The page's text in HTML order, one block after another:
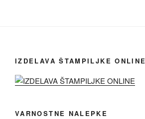
IZDELAVA ŠTAMPILJKE ONLINE
VARNOSTNE NALEPKE